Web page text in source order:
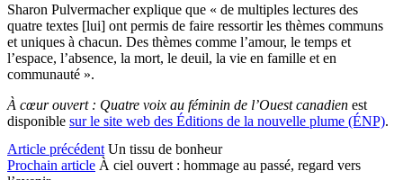
Sharon Pulvermacher explique que « de multiples lectures des
quatre textes [lui] ont permis de faire ressortir les thèmes communs
et uniques à chacun. Des thèmes comme l’amour, le temps et
l’espace, l’absence, la mort, le deuil, la vie en famille et en
communauté ».
À cœur ouvert : Quatre voix au féminin de l’Ouest canadien est
disponible sur le site web des Éditions de la nouvelle plume (ÉNP).
Article précédent Un tissu de bonheur
Prochain article À ciel ouvert : hommage au passé, regard vers